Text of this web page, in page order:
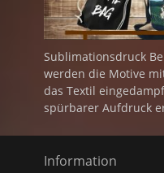
Sublimationsdruck
werden die Motive
das Textil
spürbarer Aufdruck
Information